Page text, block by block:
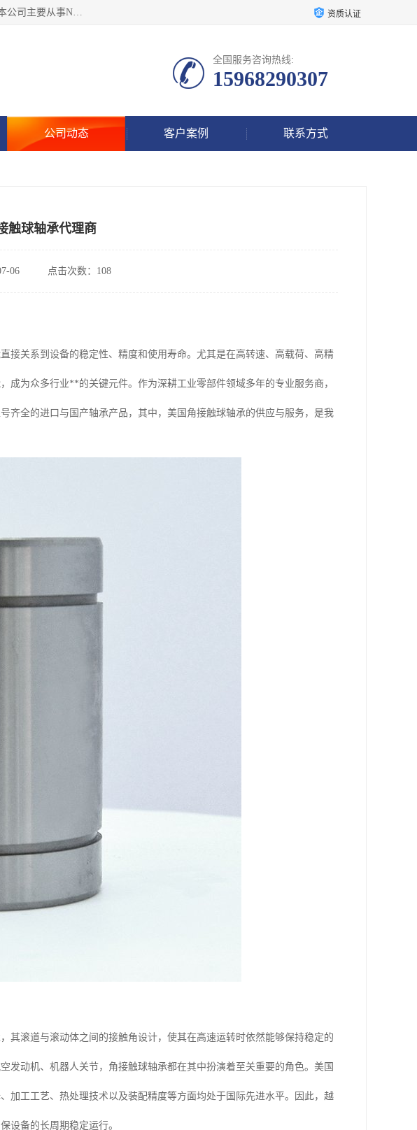
湖州恩斯凯工业技术有限公司位于湖州长兴，公司作为机械零部件以及多个品牌工业零配件专业集成供应商。本公司主要从事NSK进口轴承、SKF进口轴承、FAG进口轴承、NTN进口轴承、国产轴承：ZWZ、HRB、C&U轴承外球面轴承、导轨、丝杠、滑块、 润滑油、工业皮带及其他工业零部件的销售. 资质认证
全国服务咨询热线:
15968290307
公司动态 客户案例 联系方式
触球轴承代理商
06 点击次数：108
接关系到设备的稳定性、精度和使用寿命。尤其是在高转速、高载荷、高精
成为众多行业**的关键元件。作为深耕工业零部件领域多年的专业服务商，
齐全的进口与国产轴承产品，其中，美国角接触球轴承的供应与服务，是我
其滚道与滚动体之间的接触角设计，使其在高速运转时依然能够保持稳定的
发动机、机器人关节，角接触球轴承都在其中扮演着至关重要的角色。美国
加工工艺、热处理技术以及装配精度等方面均处于国际先进水平。因此，越
设备的长周期稳定运行。